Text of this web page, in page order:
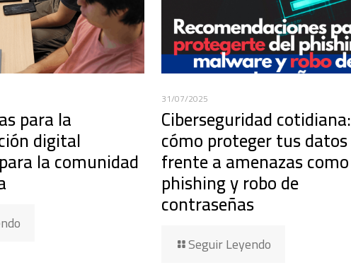
para la
digital
la comunidad
31/07/2025
Ciberseguridad cotidiana:
cómo proteger tus datos
frente a amenazas como
phishing y robo de
contraseñas
Seguir Leyendo